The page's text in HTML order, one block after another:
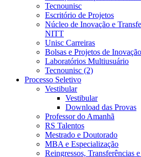
Tecnounisc
Escritório de Projetos
Núcleo de Inovação e
NITT
Unisc Carreiras
Bolsas e Projetos de Inovação
Laboratórios Multiusuário
Tecnounisc (2)
Processo Seletivo
Vestibular
Vestibular
Download das Provas
Professor do Amanhã
RS Talentos
Mestrado e Doutorado
MBA e Especialização
Reingressos, Transferências